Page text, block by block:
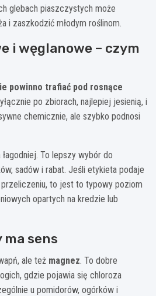
glebach piaszczystych może
i zaszkodzić młodym roślinom.
i węglanowe – czym
powinno trafiać pod rosnące
po zbiorach, najlepiej jesienią, i
chemicznie, ale szybko podnosi
łagodniej. To lepszy wybór do
sadów i rabat. Jeśli etykieta podaje
to jest to typowy poziom
opartych na kredzie lub
ma sens
ale też magnez. To dobre
gdzie pojawia się chloroza
u pomidorów, ogórków i